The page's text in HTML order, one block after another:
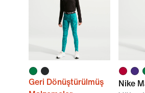
Geri Dönüştürülmüş
Nike